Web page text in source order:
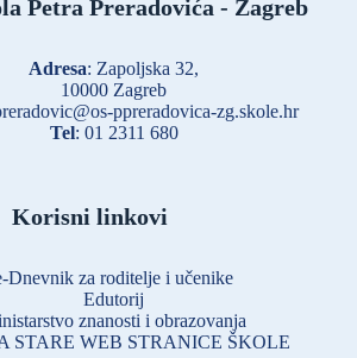
Petra Preradovića - Zagreb
Adresa: Zapoljska 32,
10000 Zagreb
ppreradovica-zg.skole.hr
Tel: 01 2311 680
Korisni linkovi
Dnevnik za roditelje i učenike
Edutorij
znanosti i obrazovanja
STARE WEB STRANICE ŠKOLE